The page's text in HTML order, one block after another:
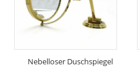
Nebelloser Duschspiegel